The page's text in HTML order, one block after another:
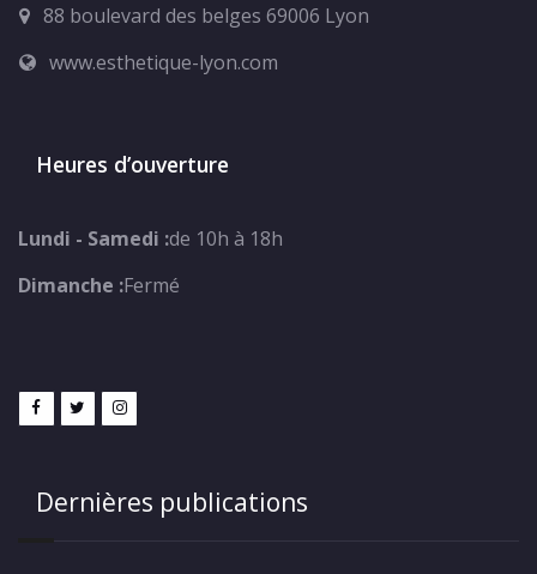
88 boulevard des belges 69006 Lyon
www.esthetique-lyon.com
Heures d’ouverture
Lundi - Samedi :de 10h à 18h
Dimanche :Fermé
Dernières publications